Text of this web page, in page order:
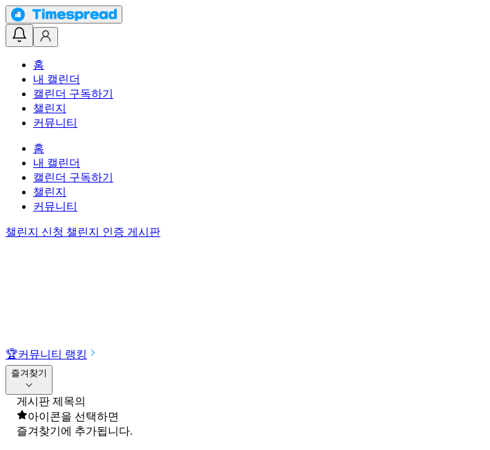
홈
내 캘린더
캘린더 구독하기
챌린지
커뮤니티
홈
내 캘린더
캘린더 구독하기
챌린지
커뮤니티
챌린지 신청 챌린지 인증 게시판
🏆커뮤니티 랭킹
즐겨찾기
게시판 제목의
아이콘을 선택하면
즐겨찾기에 추가됩니다.